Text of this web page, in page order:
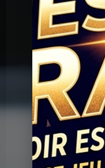
Question Graal
Question Graal
Question Graal
Question Graal